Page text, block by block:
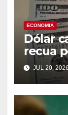
ECONOMIA
Dólar
recua
JUL 20,